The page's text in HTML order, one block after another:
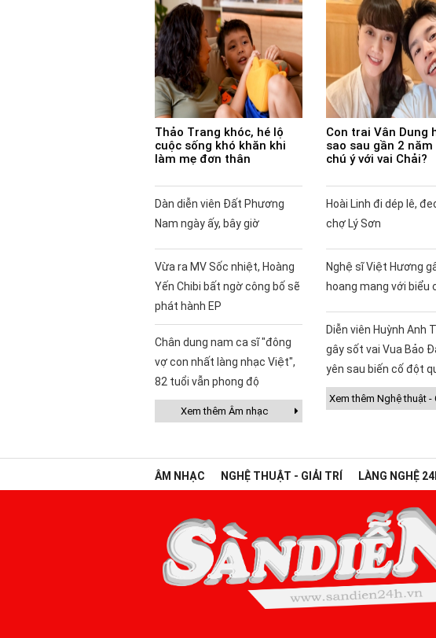
Thảo Trang khóc, hé lộ
cuộc sống khó khăn khi
làm mẹ đơn thân
Dàn diễn viên Đất Phương
Nam ngày ấy, bây giờ
Vừa ra MV Sốc nhiệt, Hoàng
Yến Chibi bất ngờ công bố sẽ
phát hành EP
Chân dung nam ca sĩ "đông
vợ con nhất làng nhạc Việt",
82 tuổi vẫn phong độ
Xem thêm Âm nhạc
Con trai Vân Dung
sao sau gần 2 năm
chú ý với vai Chải?
Hoài Linh đi dép lê,
chợ Lý Sơn
Nghệ sĩ Việt Hương
hoang mang với biểu
Diễn viên Huỳnh Anh
gây sốt vai Vua Bảo
yên sau biến cố đột
Xem thêm Nghệ thuật -
ÂM NHẠC NGHỆ THUẬT - GIẢI TRÍ LÀNG NGHỆ